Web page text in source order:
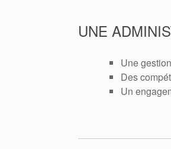
UNE
Une
Des
Un